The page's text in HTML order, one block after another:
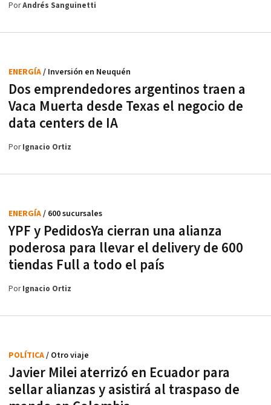
PorAndrés Sanguinetti
Dos emprendedores argentinos traen a
Vaca Muerta desde Texas el negocio de
data centers de IA
ENERGÍA/ Inversión en Neuquén
PorIgnacio Ortiz
YPF y PedidosYa cierran una alianza
poderosa para llevar el delivery de 600
tiendas Full a todo el país
ENERGÍA/ 600 sucursales
PorIgnacio Ortiz
Javier Milei aterrizó en Ecuador para
sellar alianzas y asistirá al traspaso de
POLÍTICA/ Otro viaje